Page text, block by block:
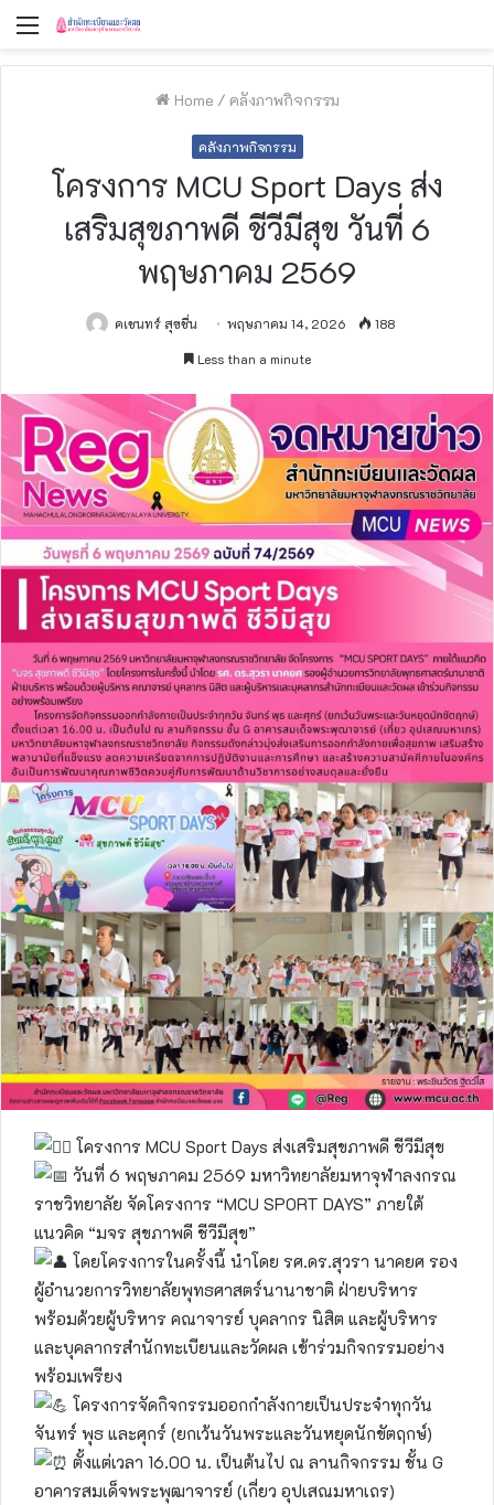
Menu
Home / คลังภาพกิจกรรม
คลังภาพกิจกรรม
โครงการ MCU Sport Days ส่ง
เสริมสุขภาพดี ชีวีมีสุข วันที่ 6
พฤษภาคม 2569
คเชนทร์ สุขชื่น พฤษภาคม 14, 2026
188
Less than a minute
โครงการ MCU Sport Days ส่งเสริมสุขภาพดี ชีวีมีสุข
วันที่ 6 พฤษภาคม 2569 มหาวิทยาลัยมหาจุฬาลงกรณ
ราชวิทยาลัย จัดโครงการ “MCU SPORT DAYS” ภายใต้
แนวคิด “มจร สุขภาพดี ชีวีมีสุข”
โดยโครงการในครั้งนี้ นำโดย รศ.ดร.สุวรา นาคยศ รอง
ผู้อำนวยการวิทยาลัยพุทธศาสตร์นานาชาติ ฝ่ายบริหาร
พร้อมด้วยผู้บริหาร คณาจารย์ บุคลากร นิสิต และผู้บริหาร
และบุคลากรสำนักทะเบียนและวัดผล เข้าร่วมกิจกรรมอย่าง
พร้อมเพรียง
โครงการจัดกิจกรรมออกกำลังกายเป็นประจำทุกวัน
จันทร์ พุธ และศุกร์ (ยกเว้นวันพระและวันหยุดนักขัตฤกษ์)
ตั้งแต่เวลา 16.00 น. เป็นต้นไป ณ ลานกิจกรรม ชั้น G
อาคารสมเด็จพระพุฒาจารย์ (เกี่ยว อุปเสณมหาเถร)